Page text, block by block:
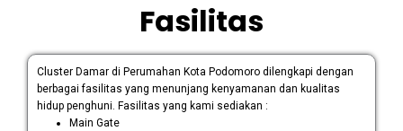
Fasilitas
Cluster Damar di Perumahan Kota Podomoro dilengkapi dengan
berbagai fasilitas yang menunjang kenyamanan dan kualitas
hidup penghuni. Fasilitas yang kami sediakan :
Main Gate